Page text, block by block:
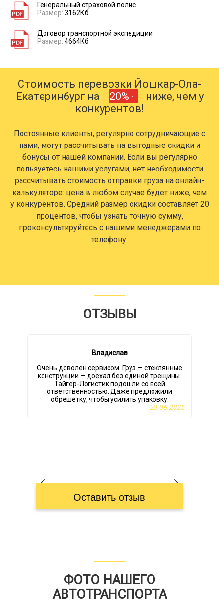
Генеральный страховой полис
Размер: 3162Кб
Договор транспортной экспедиции
Размер: 4664Кб
Стоимость перевозки Йошкар-Ола-
Екатеринбург на
20% ·
ниже, чем у
конкурентов!
Постоянные клиенты, регулярно сотрудничающие с
нами, могут рассчитывать на выгодные скидки и
бонусы от нашей компании. Если вы регулярно
пользуетесь нашими услугами, нет необходимости
рассчитывать стоимость отправки груза на онлайн-
калькуляторе: цена в любом случае будет ниже, чем
у конкурентов. Средний размер скидки составляет 20
процентов, чтобы узнать точную сумму,
проконсультируйтесь с нашими менеджерами по
телефону.
ОТЗЫВЫ
Владислав
Очень доволен сервисом. Груз — стеклянные
конструкции — доехал без единой трещины.
Тайгер-Логистик подошли со всей
ответственностью. Даже предложили
обрешетку, чтобы усилить упаковку.
20.06.2025
Оставить отзыв
ФОТО НАШЕГО
АВТОТРАНСПОРТА